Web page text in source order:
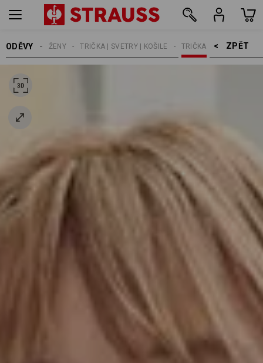
ODĚVY ZPĚT    >
TRIČKA
TRIČKA | SVETRY | KOŠILE
ŽENY